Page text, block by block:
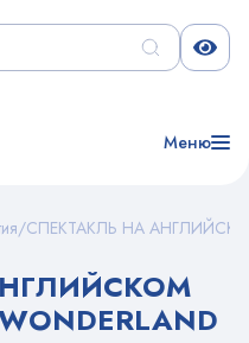
Меню
/СПЕКТАКЛЬ НА